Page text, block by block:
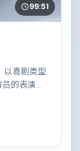
99:51
以喜剧类型
的表演层
全片在类